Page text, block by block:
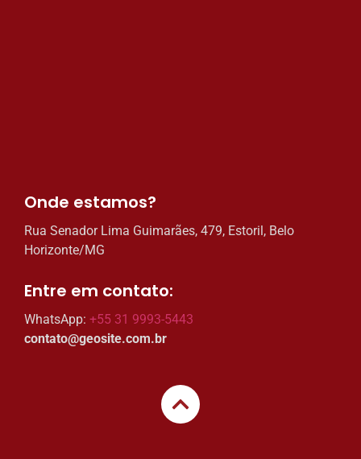
Onde estamos?​
Rua Senador Lima Guimarães, 479, Estoril, Belo
Horizonte/MG
Entre em contato:​
WhatsApp: +55 31 9993-5443
contato@geosite.com.br